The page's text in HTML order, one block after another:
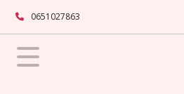
0651027863